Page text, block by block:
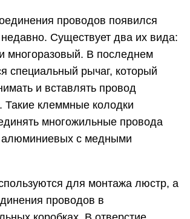
проводов появился
Существует два их вида:
многоразовый. В последнем
специальный рычаг, который
и вставлять провод
Такие клеммные колодки
многожильные провода
алюминиевых с медными
для монтажа люстр, а
проводов в